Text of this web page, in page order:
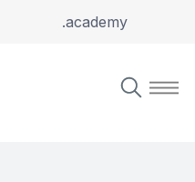
.academy